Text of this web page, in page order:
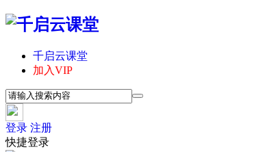
千启云课堂
加入VIP
登录 注册
快捷登录